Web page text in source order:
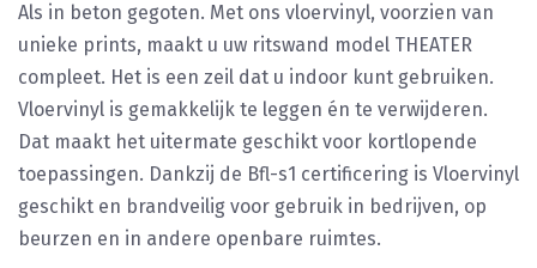
Als in beton gegoten. Met ons vloervinyl, voorzien van
unieke prints, maakt u uw ritswand model THEATER
compleet. Het is een zeil dat u indoor kunt gebruiken.
Vloervinyl is gemakkelijk te leggen én te verwijderen.
Dat maakt het uitermate geschikt voor kortlopende
toepassingen. Dankzij de Bfl-s1 certificering is Vloervinyl
geschikt en brandveilig voor gebruik in bedrijven, op
beurzen en in andere openbare ruimtes.